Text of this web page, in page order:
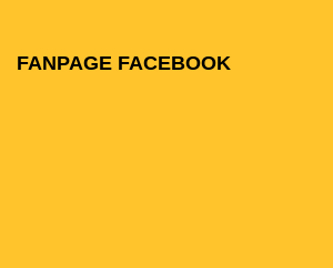
FANPAGE FACEBOOK